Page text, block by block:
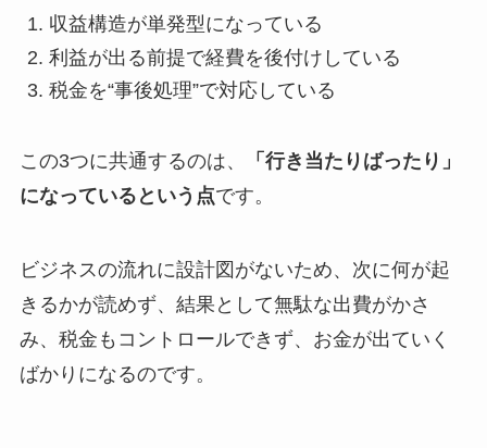
収益構造が単発型になっている
利益が出る前提で経費を後付けしている
税金を“事後処理”で対応している
この3つに共通するのは、
「行き当たりばったり」
になっているという点です。
ビジネスの流れに設計図がないため、次に何が起
きるかが読めず、結果として無駄な出費がかさ
み、税金もコントロールできず、お金が出ていく
ばかりになるのです。